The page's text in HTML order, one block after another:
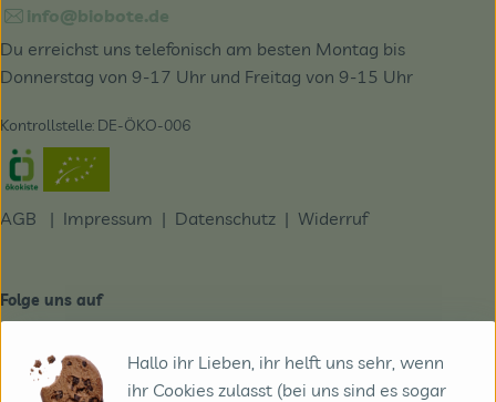
Unsere Biokisten
Aus der Region
Neu & Aktionen
Themenwelten
Obst & Gemüse
Vorratskammer
Naturdrogerie
info@biobote.de
Du erreichst uns telefonisch am besten Montag bis
Donnerstag von 9-17 Uhr und Freitag von 9-15 Uhr
Kontrollstelle: DE-ÖKO-006
Externer Link zu https://www.oekokiste.de/
AGB | Impressum | Datenschutz | Widerruf
Folge uns auf
Unser aktueller Newsletter
Hallo ihr Lieben, ihr helft uns sehr, wenn
ihr Cookies zulasst (bei uns sind es sogar